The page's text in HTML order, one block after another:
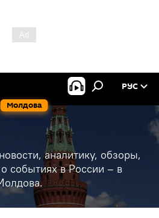
Молдова
РУС
аналитику, обзоры,
событиях в России – в